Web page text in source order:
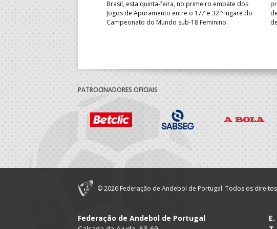
– transmissão em direto
Brasil, esta quinta-feira, no primeiro embate dos
Jogos de Apuramento entre o 17.º e 32.º lugare do
Campeonato do Mundo sub-18 Feminino.
PATROCINADORES OFICIAIS
© 2026 Federação de Andebol de Portugal. Todos os
Federação de Andebol de Portugal
E.